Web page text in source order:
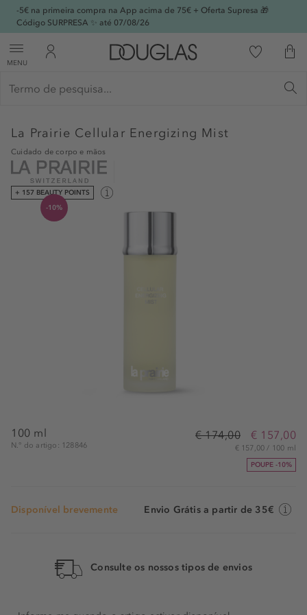
-5€ na primeira compra na App acima de 75€ + Oferta Supresa 🎁
Código SURPRESA ✨ até 07/08/26
MENU
La Prairie Cellular Energizing Mist
Cuidado de corpo e mãos
+ 157 BEAUTY POINTS
-10%
100 ml
N.° do artigo: 128846
€ 174,00 € 157,00
€ 157,00 / 100 ml
POUPE -10%
Disponível brevemente Envio Grátis a partir de 35€
Consulte os nossos tipos de envios